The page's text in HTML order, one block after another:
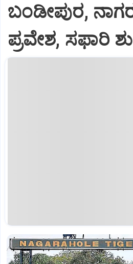
ಬಂಡೀಪುರ,
ಪ್ರವೇಶ, ಸಫಾರಿ